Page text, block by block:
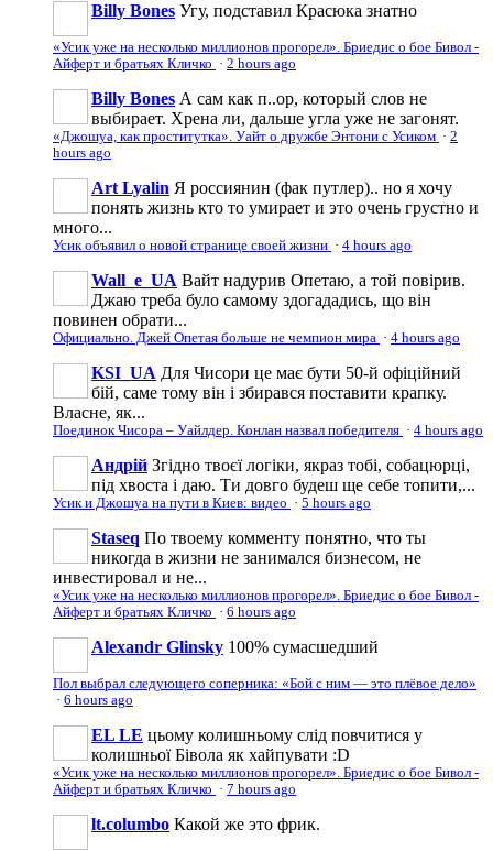
Billy Bones Угу, подставил Красюка знатно
«Усик уже на несколько миллионов прогорел». Бриедис о бое Бивол -
Айферт и братьях Кличко · 2 hours ago
Billy Bones А сам как п..ор, который слов не
выбирает. Хрена ли, дальше угла уже не загонят.
«Джошуа, как проститутка». Уайт о дружбе Энтони с Усиком · 2
hours ago
Art Lyalin Я россиянин (фак путлер).. но я хочу
понять жизнь кто то умирает и это очень грустно и
много...
Усик объявил о новой странице своей жизни · 4 hours ago
Wall_e_UA Вайт надурив Опетаю, а той повірив.
Джаю треба було самому здогададись, що він
повинен обрати...
Официально. Джей Опетая больше не чемпион мира · 4 hours ago
KSI_UA Для Чисори це має бути 50-й офіційний
бій, саме тому він і збирався поставити крапку.
Власне, як...
Поединок Чисора – Уайлдер. Конлан назвал победителя · 4 hours ago
Андрій Згідно твоєї логіки, якраз тобі, собацюрці,
під хвоста і даю. Ти довго будеш ще себе топити,...
Усик и Джошуа на пути в Киев: видео · 5 hours ago
Staseq По твоему комменту понятно, что ты
никогда в жизни не занимался бизнесом, не
инвестировал и не...
«Усик уже на несколько миллионов прогорел». Бриедис о бое Бивол -
Айферт и братьях Кличко · 6 hours ago
Alexandr Glinsky 100% сумасшедший
Пол выбрал следующего соперника: «Бой с ним — это плёвое дело»
· 6 hours ago
EL LE цьому колишньому слід повчитися у
колишньої Бівола як хайпувати :D
«Усик уже на несколько миллионов прогорел». Бриедис о бое Бивол -
Айферт и братьях Кличко · 7 hours ago
lt.columbo Какой же это фрик.